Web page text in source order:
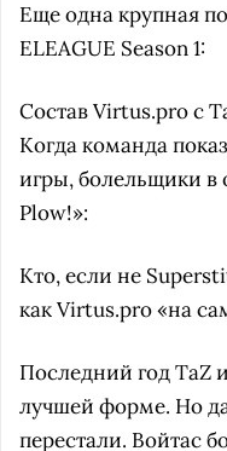
Еще одна крупная
ELEAGUE Season 1:
Состав Virtus.pro с
Когда команда
игры, болельщики в
Plow!»:
Кто, если не
как Virtus.pro «на
Последний год TaZ
лучшей форме. Но
перестали. Войтас